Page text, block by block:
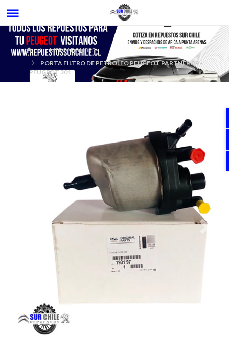
MERCADOLIBRE
PORTA FILTRO DE PETROLEO PEUGEOT PARTNER B9 -
PEUGEOT 301